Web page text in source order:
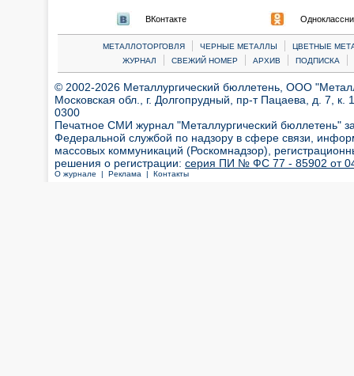
ВКонтакте
МЕТАЛЛОТОРГОВЛЯ | ЧЕРНЫЕ МЕТАЛЛЫ |
ЦВЕТНЫЕ
ЖУРНАЛ
| СВЕЖИЙ НОМЕР | АРХИВ | ПОДПИСКА |
© 2002-2026 Металлургический бюллетень, ООО
Московская обл., г. Долгопрудный, пр-т Пацаева, д. 7,
0300
Печатное СМИ журнал "Металлургический бюллетень"
Федеральной службой по надзору в сфере связи,
массовых коммуникаций (Роскомнадзор),
решения о регистрации: серия ПИ № ФС 77 - 85902 от 04
О журнале | Реклама | Контакты